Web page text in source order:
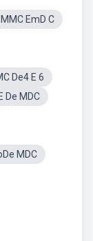
EmD C
De4 E 6
De MDC
MDC